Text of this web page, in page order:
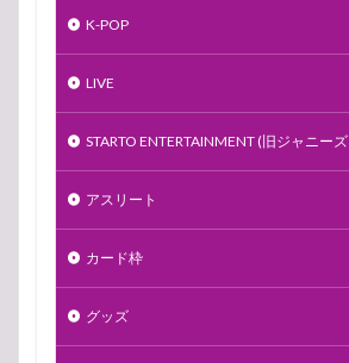
K-POP
LIVE
STARTO ENTERTAINMENT (旧ジャニーズ
アスリート
カード枠
グッズ